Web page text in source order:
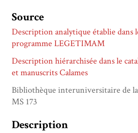
Source
Description analytique établie dans
programme LEGETIMAM
Description hiérarchisée dans le
et manuscrits Calames
Bibliothèque interuniversitaire de
MS 173
Description